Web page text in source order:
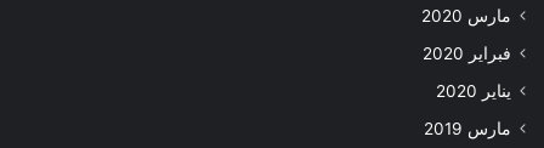
مارس 2020
فبراير 2020
يناير 2020
مارس 2019